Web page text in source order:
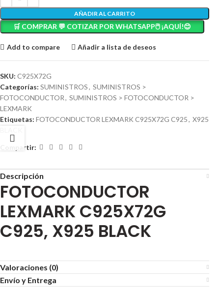
AÑADIR AL CARRITO
🛒 COMPRAR 💬 COTIZAR POR WHATSAPP🖱️ ¡AQUÍ!😊
Add to compare Añadir a lista de deseos
SKU: C925X72G
Categorías: SUMINISTROS, SUMINISTROS >
FOTOCONDUCTOR, SUMINISTROS > FOTOCONDUCTOR >
LEXMARK
Etiquetas: FOTOCONDUCTOR LEXMARK C925X72G C925, X925
Compartir:
Descripción
FOTOCONDUCTOR
LEXMARK C925X72G
C925, X925 BLACK
Valoraciones (0)
Envío y Entrega